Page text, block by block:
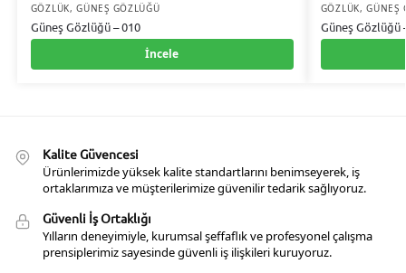
GÖZLÜK,GÜNEŞ GÖZLÜĞÜ
Güneş Gözlüğü – 010
İncele
GÖZLÜK,GÜNEŞ
Güneş Gözlüğü
Kalite Güvencesi
Ürünlerimizde yüksek kalite standartlarını benimseyerek, iş
ortaklarımıza ve müşterilerimize güvenilir tedarik sağlıyoruz.
Güvenli İş Ortaklığı
Yılların deneyimiyle, kurumsal şeffaflık ve profesyonel çalışma
prensiplerimiz sayesinde güvenli iş ilişkileri kuruyoruz.